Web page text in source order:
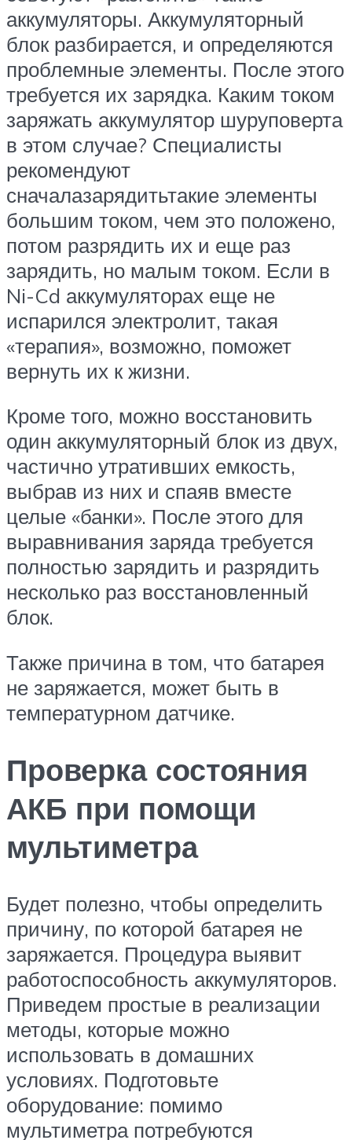
аккумуляторы. Аккумуляторный
блок разбирается, и определяются
проблемные элементы. После этого
требуется их зарядка. Каким током
заряжать аккумулятор шуруповерта
в этом случае? Специалисты
рекомендуют
сначалазарядитьтакие элементы
большим током, чем это положено,
потом разрядить их и еще раз
зарядить, но малым током. Если в
Ni-Cd аккумуляторах еще не
испарился электролит, такая
«терапия», возможно, поможет
вернуть их к жизни.
Кроме того, можно восстановить
один аккумуляторный блок из двух,
частично утративших емкость,
выбрав из них и спаяв вместе
целые «банки». После этого для
выравнивания заряда требуется
полностью зарядить и разрядить
несколько раз восстановленный
блок.
Также причина в том, что батарея
не заряжается, может быть в
температурном датчике.
Проверка состояния
АКБ при помощи
мультиметра
Будет полезно, чтобы определить
причину, по которой батарея не
заряжается. Процедура выявит
работоспособность аккумуляторов.
Приведем простые в реализации
методы, которые можно
использовать в домашних
условиях. Подготовьте
оборудование: помимо
мультиметра потребуются